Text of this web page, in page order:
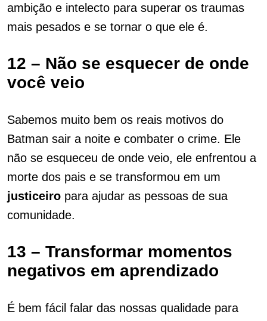
ambição e intelecto para superar os traumas
mais pesados e se tornar o que ele é.
12 – Não se esquecer de onde
você veio
Sabemos muito bem os reais motivos do
Batman sair a noite e combater o crime. Ele
não se esqueceu de onde veio, ele enfrentou a
morte dos pais e se transformou em um
justiceiro para ajudar as pessoas de sua
comunidade.
13 – Transformar momentos
negativos em aprendizado
É bem fácil falar das nossas qualidade para